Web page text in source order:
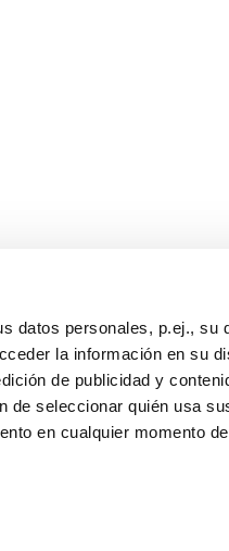
datos personales, p.ej., su
la información en su
de publicidad y
de seleccionar quién usa
en cualquier momento